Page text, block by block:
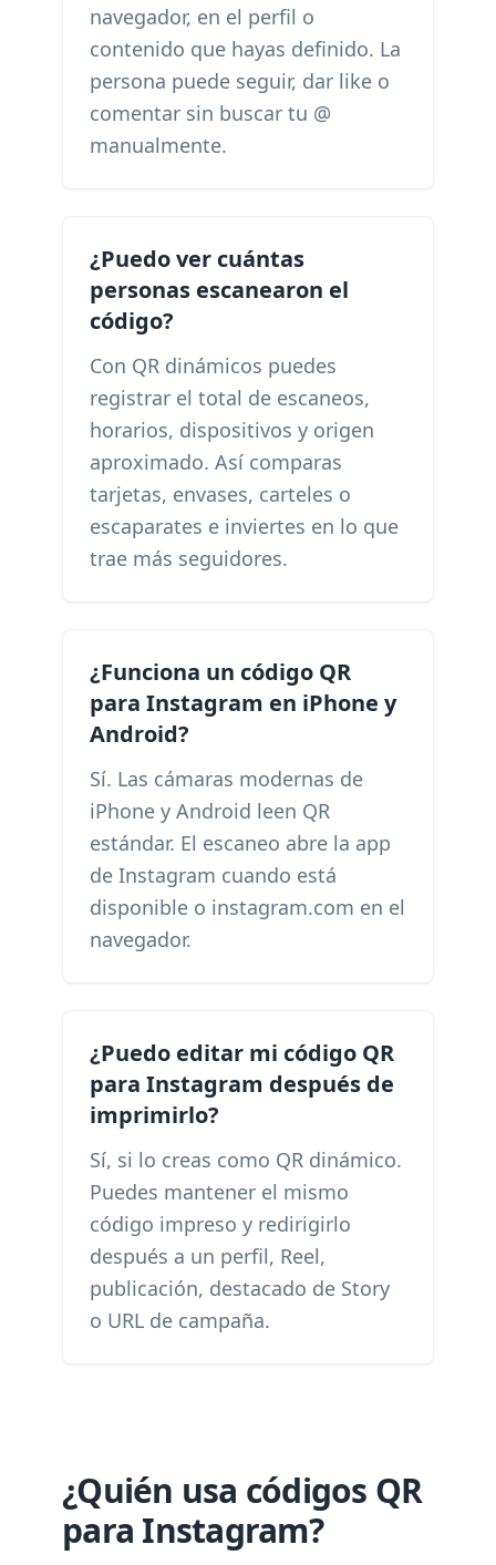
navegador, en el perfil o
contenido que hayas definido. La
persona puede seguir, dar like o
comentar sin buscar tu @
manualmente.
¿Puedo ver cuántas
personas escanearon el
código?
Con QR dinámicos puedes
registrar el total de escaneos,
horarios, dispositivos y origen
aproximado. Así comparas
tarjetas, envases, carteles o
escaparates e inviertes en lo que
trae más seguidores.
¿Funciona un código QR
para Instagram en iPhone y
Android?
Sí. Las cámaras modernas de
iPhone y Android leen QR
estándar. El escaneo abre la app
de Instagram cuando está
disponible o instagram.com en el
navegador.
¿Puedo editar mi código QR
para Instagram después de
imprimirlo?
Sí, si lo creas como QR dinámico.
Puedes mantener el mismo
código impreso y redirigirlo
después a un perfil, Reel,
publicación, destacado de Story
o URL de campaña.
¿Quién usa códigos QR
para Instagram?